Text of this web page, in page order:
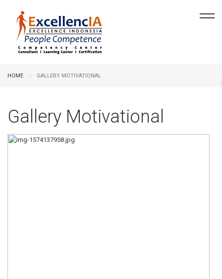
HOME GALLERY MOTIVATIONAL
Gallery Motivational